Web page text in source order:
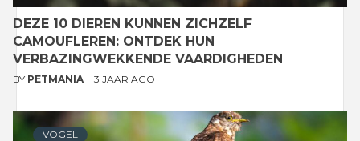
DEZE 10 DIEREN KUNNEN ZICHZELF
CAMOUFLEREN: ONTDEK HUN
VERBAZINGWEKKENDE VAARDIGHEDEN
BY PETMANIA 3 JAAR AGO
VOGEL